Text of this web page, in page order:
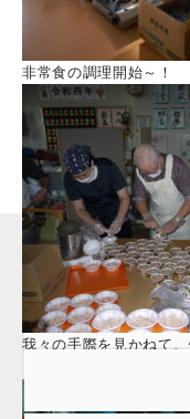
非常食の調理開始～！
我々の手際を見かねて